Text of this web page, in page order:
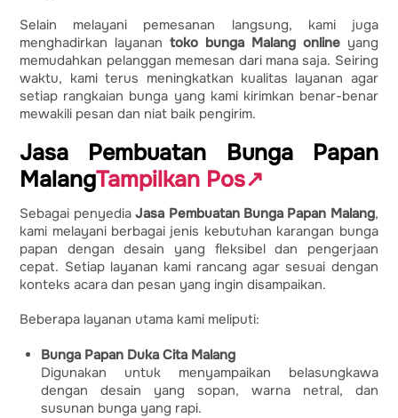
Selain melayani pemesanan langsung, kami juga
menghadirkan layanantoko bunga Malang onlineyang
memudahkan pelanggan memesan dari mana saja. Seiring
waktu, kami terus meningkatkan kualitas layanan agar
setiap rangkaian bunga yang kami kirimkan benar-benar
mewakili pesan dan niat baik pengirim.
Jasa Pembuatan Bunga Papan
MalangTampilkan Pos↗
Sebagai penyediaJasa Pembuatan Bunga Papan Malang,
kami melayani berbagai jenis kebutuhan karangan bunga
papan dengan desain yang fleksibel dan pengerjaan
cepat. Setiap layanan kami rancang agar sesuai dengan
konteks acara dan pesan yang ingin disampaikan.
Beberapa layanan utama kami meliputi:
Bunga Papan Duka Cita Malang
Digunakan untuk menyampaikan belasungkawa
dengan desain yang sopan, warna netral, dan
susunan bunga yang rapi.